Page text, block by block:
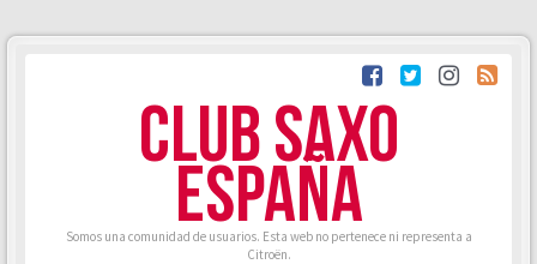
CLUB SAXO
ESPAÑA
Somos una comunidad de usuarios. Esta web no pertenece ni representa a
Citroën.